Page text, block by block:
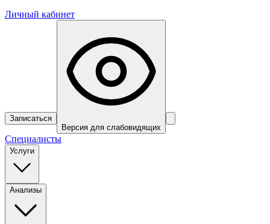
Личный кабинет
Записаться
Версия для слабовидящих
Специалисты
Услуги
Анализы